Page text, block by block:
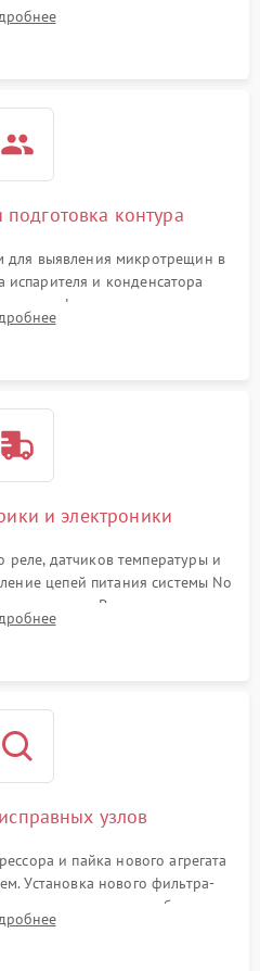
с электронного дисплея.
контура
для выявления микротрещин в
и конденсатора
фильтра-осушителя и
для устранения засоров.
и электроники
реле, датчиков температуры и
цепей питания системы No
Ремонт или замена
сбоях алгоритмов.
узлов
и пайка нового агрегата
Установка нового фильтра-
вентиляторов обдува,
дверных петель.